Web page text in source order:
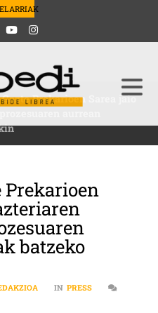
Prekarioen Sarea jaio
Prekarioen
batzeko
IN PRESS
GAZTE PREKARIOEN SAREA JAIO DA,